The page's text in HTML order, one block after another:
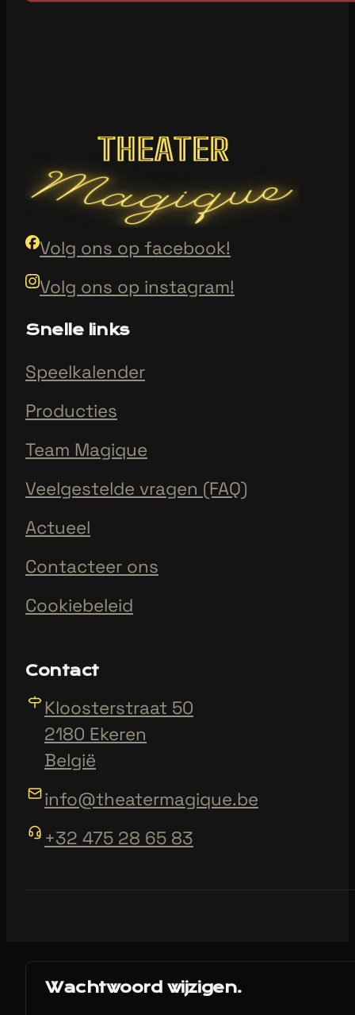
Volg ons op facebook!
Volg ons op instagram!
Snelle links
Speelkalender
Producties
Team Magique
Veelgestelde vragen (FAQ)
Actueel
Contacteer ons
Cookiebeleid
Contact
Kloosterstraat 50
2180 Ekeren
België
info@theatermagique.be
+32 475 28 65 83
Wachtwoord wijzigen.